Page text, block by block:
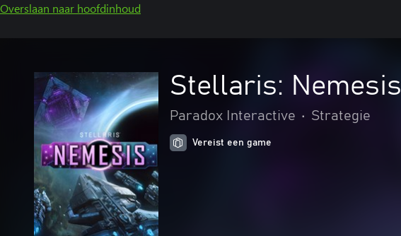
Overslaan naar hoofdinhoud
Stellaris: Nemesis
Paradox Interactive • Strategie
Vereist een game